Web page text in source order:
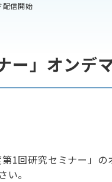
信開始
ー」オンデ
1回研究セミナー」の
。